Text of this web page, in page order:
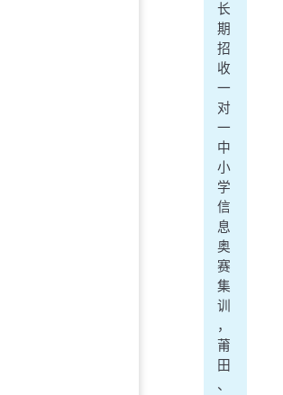
长
期
招
收
一
对
一
中
小
学
信
息
奥
赛
集
训
，
莆
田
、